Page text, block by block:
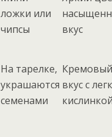
ложки или
чипсы
вкус
На тарелке,
украшаются
семенами
Кремовый
вкус с